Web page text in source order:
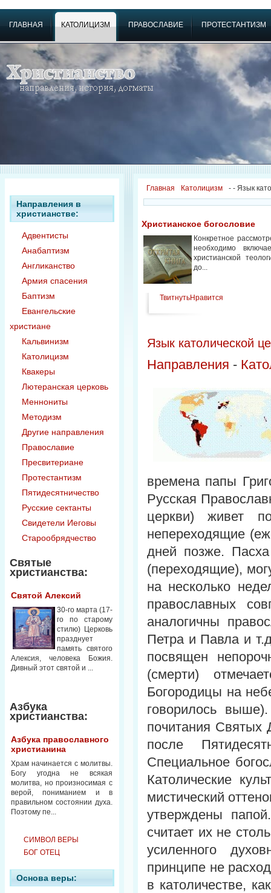
ГЛАВНАЯ КАТОЛИЦИЗМ ПРАВОСЛАВИЕ ПРОТЕСТАНТИЗМ
Направления в
христианстве:
Адвентисты
Анабаптизм
Англиканство
Армия спасения
Баптизм
Евангельские
христиане
Кальвинизм
Католицизм
Квакеры
Лютеранская церковь
Меннониты
Методизм
Другие направления
Православие
Пресвитериане
Протестантизм
Пятидесятничество
Русские сектанты
Свидетели Иеговы
Старообрядчество
Святые
христианства:
Святой Алексий
30-го марта (17-
го по старому
стилю) Церковь
празднует
память святого
Алексия, человека Божия.
Дивный этот святой и ...
Азбука
христианства:
Азбука православного
христианина
Храм начинается с молитвы.
Богу угодна не всякая
молитва, но произносимая с
верой, пониманием и в
правильном состоянии духа.
Поэтому пе...
СИМВОЛ ВЕРЫ
БОГ ОТЕЦ
Основа веры:
Главная -
Католицизм - Язык
Христианское богословие
Конкретное
необходимо
христианской
до...
ТвитнутьНравится
Язык католической
Направления -
времена папы
Русская
церкви) живет
непереходящие
дней позже.
(переходящие),
на несколько
православных
аналогичны
Петра и Павла и
посвящен
(смерти)
Богородицы на
говорилось
почитания Святых
после
Специальное
Католические
мистический
утверждены
считает их не
усиленного
принципе не
в католичестве,